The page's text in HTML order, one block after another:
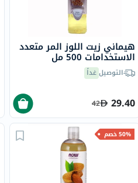
هيماني زيت اللوز المر متعدد
الاستخدامات 500 مل
التوصيلغداً
29.40
42
50% خصم